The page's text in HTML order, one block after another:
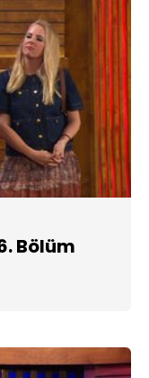
Bölüm